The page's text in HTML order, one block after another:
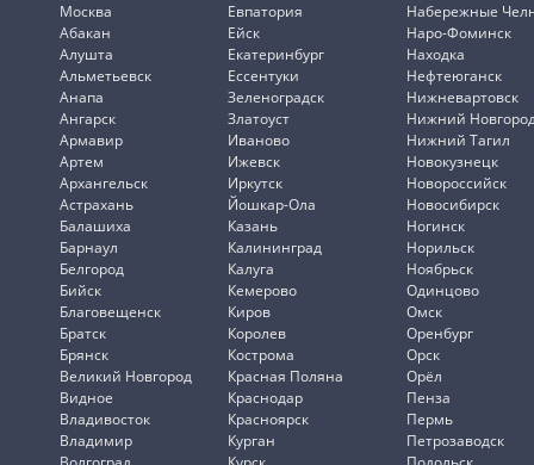
Москва
Абакан
Алушта
Альметьевск
Анапа
Ангарск
Армавир
Артем
Архангельск
Астрахань
Балашиха
Барнаул
Белгород
Бийск
Благовещенск
Братск
Брянск
Великий Новгород
Видное
Владивосток
Владимир
Евпатория
Ейск
Екатеринбург
Ессентуки
Зеленоградск
Златоуст
Иваново
Ижевск
Иркутск
Йошкар-Ола
Казань
Калининград
Калуга
Кемерово
Киров
Королев
Кострома
Красная Поляна
Краснодар
Красноярск
Курган
Набережные
Наро-Фоминск
Находка
Нефтеюганск
Нижневартовск
Нижний
Нижний Тагил
Новокузнецк
Новороссийск
Новосибирск
Ногинск
Норильск
Ноябрьск
Одинцово
Омск
Оренбург
Орск
Орёл
Пенза
Пермь
Петрозаводск